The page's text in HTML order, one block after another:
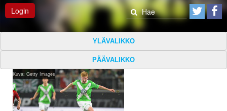
Login
YLÄVALIKKO
PÄÄVALIKKO
Kuva: Getty Images